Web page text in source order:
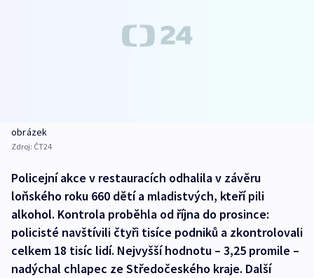
obrázek
Zdroj: ČT24
Policejní akce v restauracích odhalila v závěru
loňského roku 660 dětí a mladistvých, kteří pili
alkohol. Kontrola proběhla od října do prosince:
policisté navštívili čtyři tisíce podniků a zkontrolovali
celkem 18 tisíc lidí. Nejvyšší hodnotu – 3,25 promile –
nadýchal chlapec ze Středočeského kraje. Další